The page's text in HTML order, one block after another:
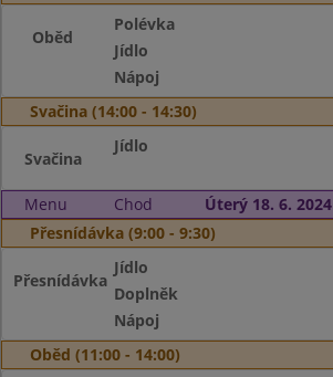
Oběd
Polévka
Jídlo
Nápoj
Svačina (14:00 - 14:30)
Svačina
Jídlo
Menu Chod
Úterý 18. 6. 2024
Přesnídávka (9:00 - 9:30)
Přesnídávka
Jídlo
Doplněk
Nápoj
Oběd (11:00 - 14:00)